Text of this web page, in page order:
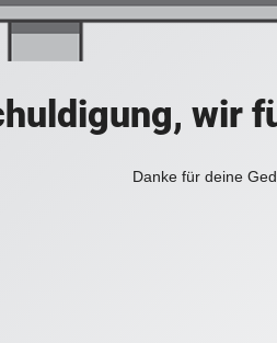
wir
Danke für deine